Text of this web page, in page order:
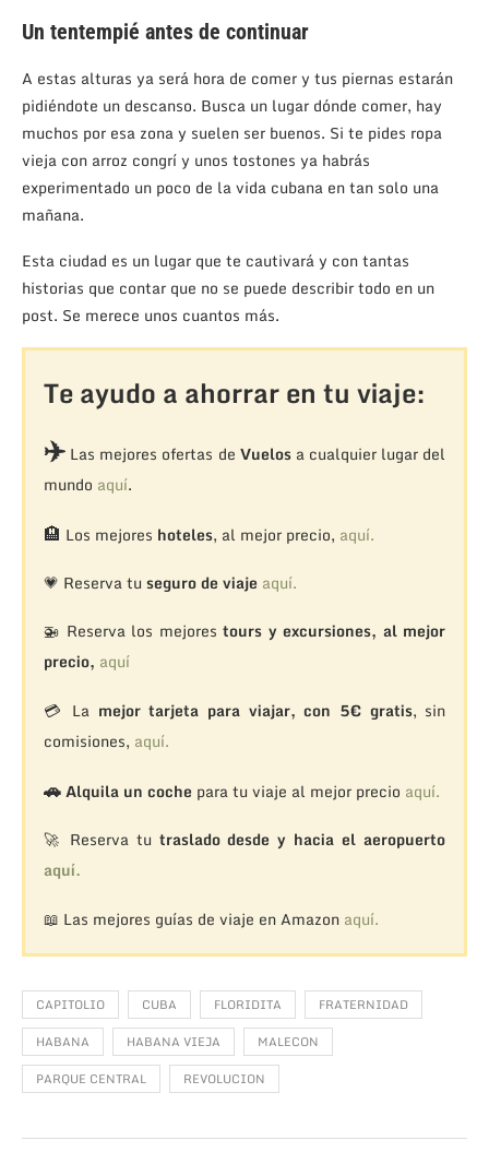
Un tentempié antes de continuar
A estas alturas ya será hora de comer y tus piernas estarán
pidiéndote un descanso. Busca un lugar dónde comer, hay
muchos por esa zona y suelen ser buenos. Si te pides ropa
vieja con arroz congrí y unos tostones ya habrás
experimentado un poco de la vida cubana en tan solo una
mañana.
Esta ciudad es un lugar que te cautivará y con tantas
historias que contar que no se puede describir todo en un
post. Se merece unos cuantos más.
Te ayudo a ahorrar en tu viaje:
✈️Las mejores ofertas de Vuelosa cualquier lugar del
mundo aquí.
🏨 Los mejores hoteles, al mejor precio, aquí.
💗 Reserva tu seguro de viaje aquí.
🚁 Reserva los mejorestours y excursiones, al mejor
precio, aquí
💳 La mejor tarjeta para viajar, con 5€ gratis, sin
comisiones, aquí.
🚗Alquila un coche para tu viaje al mejor precio aquí.
🚀 Reserva tu traslado desde y hacia el aeropuerto
aquí.
📖 Las mejores guías de viaje en Amazon aquí.
CAPITOLIO CUBA FLORIDITA
FRATERNIDAD
HABANA
HABANA VIEJA
MALECON
PARQUE CENTRAL
REVOLUCION